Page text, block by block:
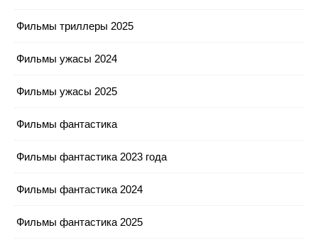
Фильмы триллеры 2025
Фильмы ужасы 2024
Фильмы ужасы 2025
Фильмы фантастика
Фильмы фантастика 2023 года
Фильмы фантастика 2024
Фильмы фантастика 2025